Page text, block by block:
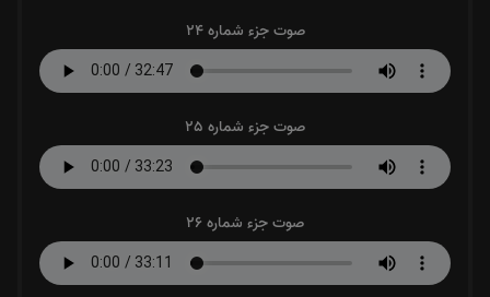
صوت جزء شماره 24
صوت جزء شماره 25
صوت جزء شماره 26